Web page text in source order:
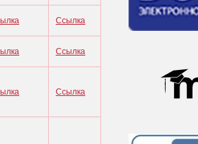
Ссылка
Ссылка
Ссылка